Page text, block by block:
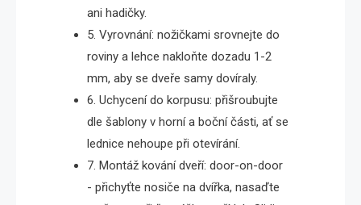
ani hadičky.
5. Vyrovnání: nožičkami srovnejte do
roviny a lehce nakloňte dozadu 1-2
mm, aby se dveře samy dovíraly.
6. Uchycení do korpusu: přišroubujte
dle šablony v horní a boční části, ať se
lednice nehoupe při otevírání.
7. Montáž kování dveří: door-on-door
- přichyťte nosiče na dvířka, nasaďte